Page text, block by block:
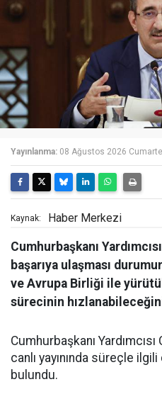
Yayınlanma: 08 Ağustos 2026
Kaynak: Haber Merkezi
Cumhurbaşkanı
başarıya ulaşması
ve Avrupa Birliği ile
sürecinin
Cumhurbaşkanı
canlı yayınında süreçle
bulundu.